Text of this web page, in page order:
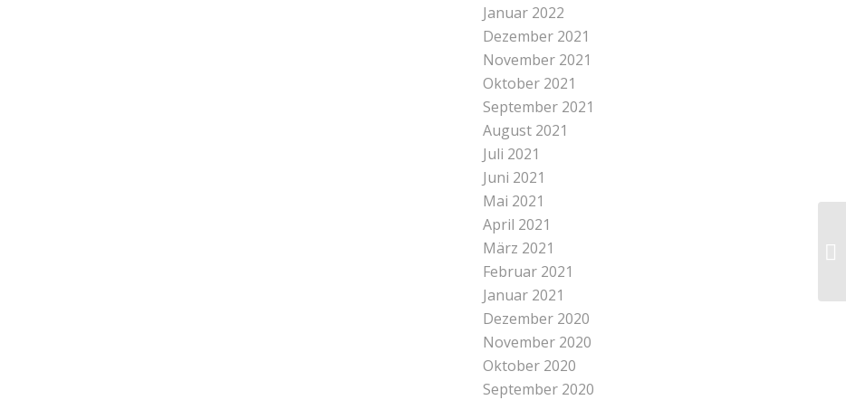
Januar 2022
Dezember 2021
November 2021
Oktober 2021
September 2021
August 2021
Juli 2021
Juni 2021
Mai 2021
April 2021
März 2021
Februar 2021
Januar 2021
Dezember 2020
November 2020
Oktober 2020
September 2020